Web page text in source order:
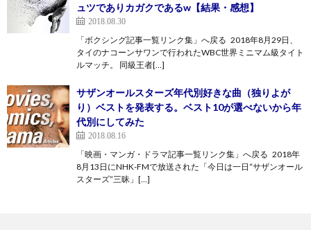
ュツでありカガクであるw【結果・感想】
2018.08.30
「ボクシング記事一覧リンク集」へ戻る 2018年8月29日、
タイのナコーンサワンで行われたWBC世界ミニマム級タイト
ルマッチ。 同級王者[…]
サザンオールスターズ年代別好きな曲（独りよが
り）ベストを発表する。ベスト10が選べないから年
代別にしてみた
2018.08.16
「映画・マンガ・ドラマ記事一覧リンク集」へ戻る 2018年
8月13日にNHK-FMで放送された「今日は一日“サザンオール
スターズ”三昧」[…]